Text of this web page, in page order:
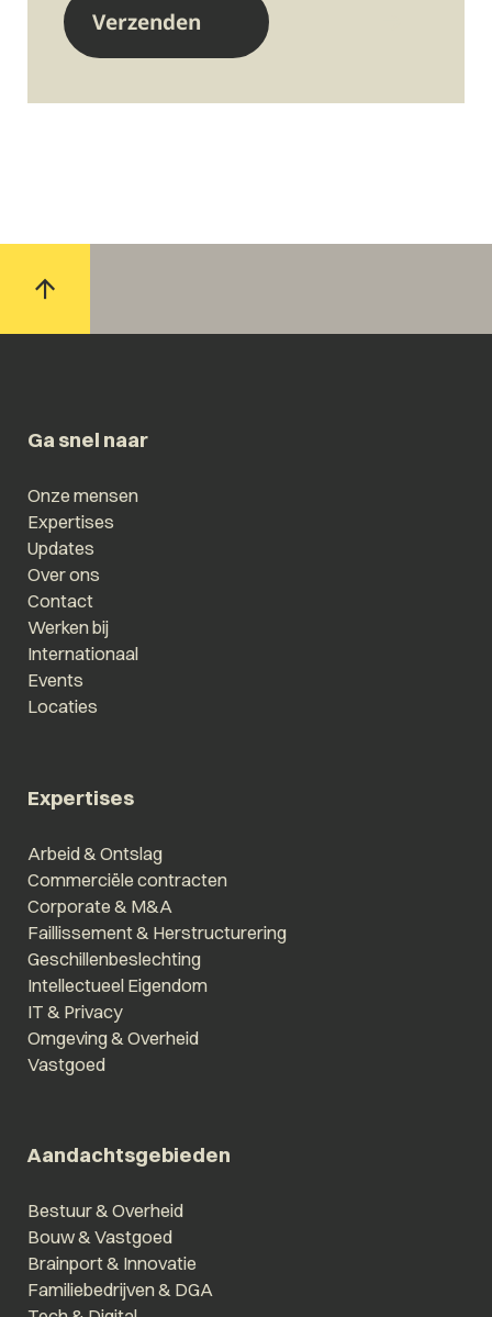
Ga snel naar
Onze mensen
Expertises
Updates
Over ons
Contact
Werken bij
Internationaal
Events
Locaties
Expertises
Arbeid & Ontslag
Commerciële contracten
Corporate & M&A
Faillissement & Herstructurering
Geschillenbeslechting
Intellectueel Eigendom
IT & Privacy
Omgeving & Overheid
Vastgoed
Aandachtsgebieden
Bestuur & Overheid
Bouw & Vastgoed
Brainport & Innovatie
Familiebedrijven & DGA